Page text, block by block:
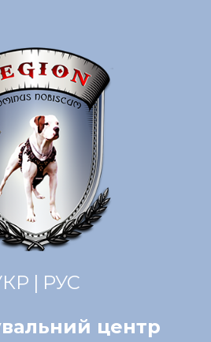
РУС
центр